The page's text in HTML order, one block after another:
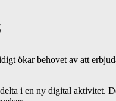
ökar behovet av att
i en ny digital aktivitet.